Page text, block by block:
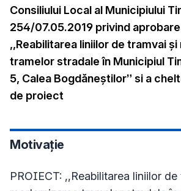
Consiliului Local al Municipiului
254/07.05.2019 privind
,,Reabilitarea liniilor de tramvai
tramelor stradale în Municipiul
5, Calea Bogdăneştilor” si a
de proiect
Motivație
PROIECT: ,,Reabilitarea liniilor